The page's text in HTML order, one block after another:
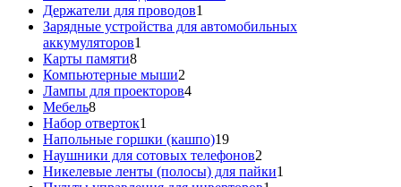
Держатели для проводов1
товар
Зарядные устройства для автомобильных
аккумуляторов1
Карты памяти88
товаров
Компьютерные мыши2
товара
Лампы для проекторов44
Мебель88
товаров
Набор отверток1
товар
Напольные горшки (кашпо)1919
товаров
Наушники для сотовых телефонов2
товара
Никелевые ленты (полосы) для пайки1